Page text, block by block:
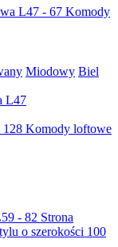
Miodowy Biel
L47